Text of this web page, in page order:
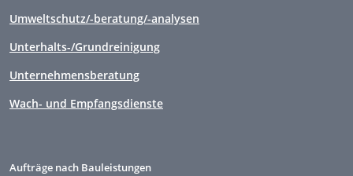
Umweltschutz/-beratung/-analysen
Unterhalts-/Grundreinigung
Unternehmensberatung
Wach- und Empfangsdienste
Aufträge nach Bauleistungen